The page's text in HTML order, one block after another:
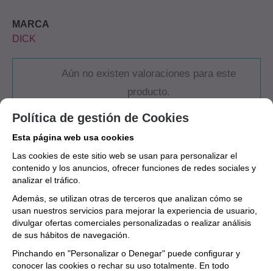
MARCA
DICK
Aún no existen valoraciones para este
producto.
Política de gestión de Cookies
Esta página web usa cookies
Las cookies de este sitio web se usan para personalizar el
contenido y los anuncios, ofrecer funciones de redes sociales y
analizar el tráfico.
Además, se utilizan otras de terceros que analizan cómo se
usan nuestros servicios para mejorar la experiencia de usuario,
divulgar ofertas comerciales personalizadas o realizar análisis
de sus hábitos de navegación.
Pinchando en "Personalizar o Denegar" puede configurar y
conocer las cookies o rechar su uso totalmente. En todo